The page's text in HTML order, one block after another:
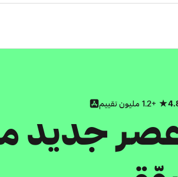
+1.2 مليون تقييم
عصر جديد